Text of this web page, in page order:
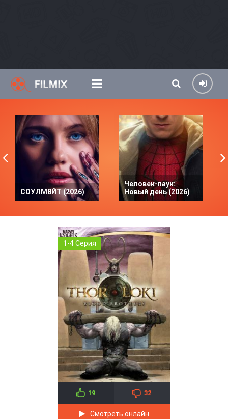
СОУЛМ8ЙТ (2026)
Человек-паук:
Новый день (2026)
1-4 Серия
19 32
Смотреть онлайн